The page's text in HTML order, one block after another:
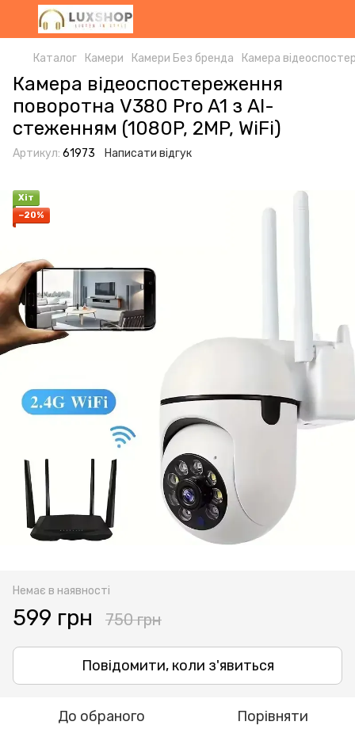
Каталог Камери Камери Без бренда Камера
Камера відеоспостереження
поворотна V380 Pro A1 з AI-
стеженням (1080P, 2MP, WiFi)
Артикул: 61973 Написати відгук
Хіт
−20%
Немає в наявності
599 грн 750 грн
Повідомити, коли з'явиться
До обраного Порівняти